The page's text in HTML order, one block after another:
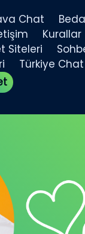
Chat
Kurallar
Siteleri
Türkiye Chat